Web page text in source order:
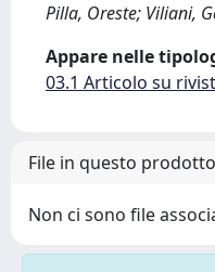
Pilla, Oreste; Viliani,
Appare nelle
03.1 Articolo su
File in questo
Non ci sono file